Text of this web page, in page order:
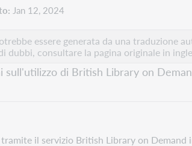
Jan 12, 2024
essere generata da una traduzione
dubbi, consultare la pagina originale in
sull'utilizzo di British Library on
il servizio British Library on